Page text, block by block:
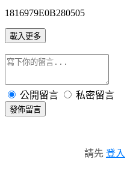
1816979E0B280505
載入更多
公開留言 私密留言
發佈留言
請先 登入